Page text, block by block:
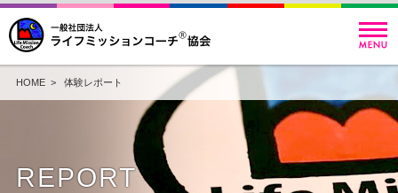
HOME> 体験レポート
REPORT